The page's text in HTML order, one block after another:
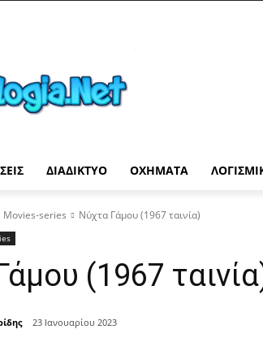
ΔΙΑΔΊΚΤΥΟ ΟΧΉΜΑΤΑ
Movies-series Νύχτα Γάμου (1967 ταινία)
(1967
23 Ιανουαρίου 2023